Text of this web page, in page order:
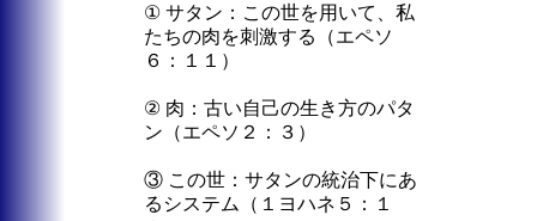
① サタン：この世を用いて、私
たちの肉を刺激する（エペソ
６：１１）
② 肉：古い自己の生き方のパタ
ン（エペソ２：３）
③ この世：サタンの統治下にあ
るシステム（１ヨハネ５：１